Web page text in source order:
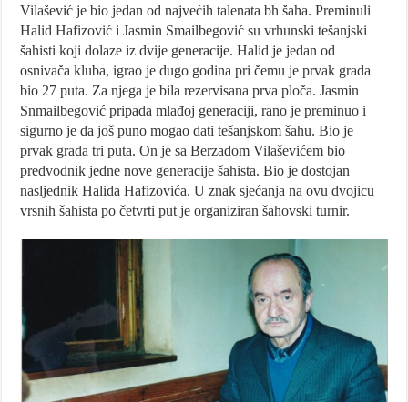
Vilašević je bio jedan od najvećih talenata bh šaha. Preminuli
Halid Hafizović i Jasmin Smailbegović su vrhunski tešanjski
šahisti koji dolaze iz dvije generacije. Halid je jedan od
osnivača kluba, igrao je dugo godina pri čemu je prvak grada
bio 27 puta. Za njega je bila rezervisana prva ploča. Jasmin
Snmailbegović pripada mlađoj generaciji, rano je preminuo i
sigurno je da još puno mogao dati tešanjskom šahu. Bio je
prvak grada tri puta. On je sa Berzadom Vilaševićem bio
predvodnik jedne nove generacije šahista. Bio je dostojan
nasljednik Halida Hafizovića. U znak sjećanja na ovu dvojicu
vrsnih šahista po četvrti put je organiziran šahovski turnir.